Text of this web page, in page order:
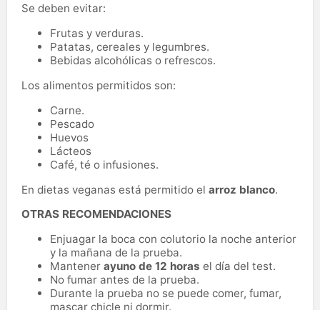
Se deben evitar:
Frutas y verduras.
Patatas, cereales y legumbres.
Bebidas alcohólicas o refrescos.
Los alimentos permitidos son:
Carne.
Pescado
Huevos
Lácteos
Café, té o infusiones.
En dietas veganas está permitido el arroz blanco.
OTRAS RECOMENDACIONES
Enjuagar la boca con colutorio la noche anterior
y la mañana de la prueba.
Mantener ayuno de 12 horas el día del test.
No fumar antes de la prueba.
Durante la prueba no se puede comer, fumar,
mascar chicle ni dormir.